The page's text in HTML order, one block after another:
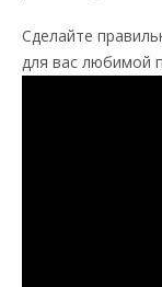
Сделайте
для вас любимой